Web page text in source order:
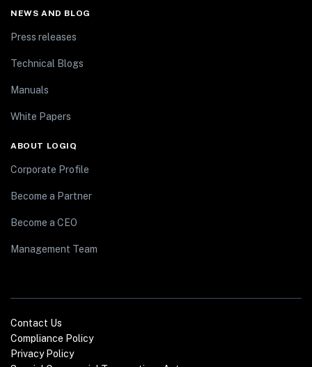
NEWS AND BLOG
Press releases
Technical Blogs
Manuals
White Papers
ABOUT LOGIQ
Corporate Profile
Become a Partner
Become a CEO
Management Team
Contact Us
Compliance Policy
Privacy Policy